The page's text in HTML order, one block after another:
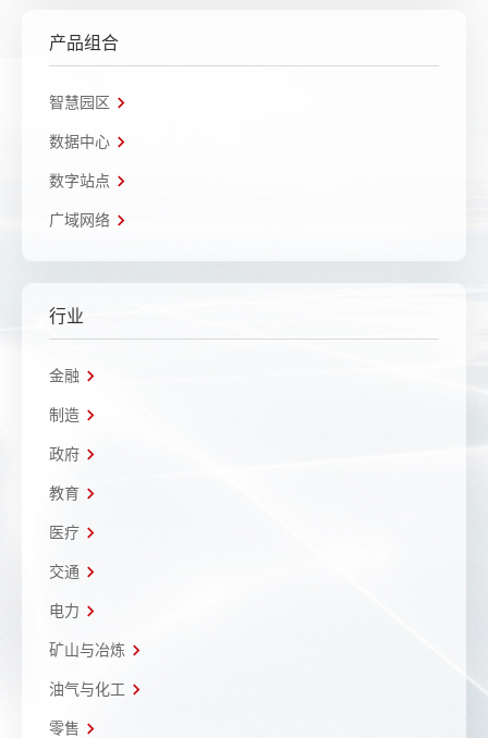
产品组合
智慧园区
数据中心
数字站点
广域网络
行业
金融
制造
政府
教育
医疗
交通
电力
矿山与冶炼
油气与化工
零售